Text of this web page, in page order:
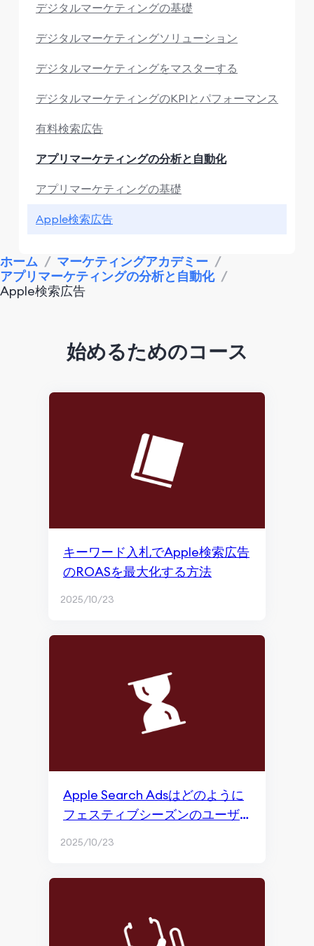
デジタルマーケティングの基礎
デジタルマーケティングソリューション
デジタルマーケティングをマスターする
デジタルマーケティングのKPIとパフォーマンス
有料検索広告
アプリマーケティングの分析と自動化
アプリマーケティングの基礎
Apple検索広告
アプリマーケティングのパフォーマンス
検索エンジン最適化
クロールとインデックス
コンテンツマーケティングとページ体験
ランキングと検索表示
モニタリングとリマーケティング
コンテンツマーケティング
ChatGPTとAI世代
コンテンツ作成
ソーシャルメディアマーケティング
ソーシャルメディア管理
Facebookマーケティング
Facebook広告
有料ソーシャル広告
ホーム / マーケティングアカデミー /
アプリマーケティングの分析と自動化 /
Apple検索広告
始めるためのコース
キーワード入札でApple検索広告
のROASを最大化する方法
2025/10/23
Apple Search Adsはどのように
フェスティブシーズンのユーザ
2025/10/23